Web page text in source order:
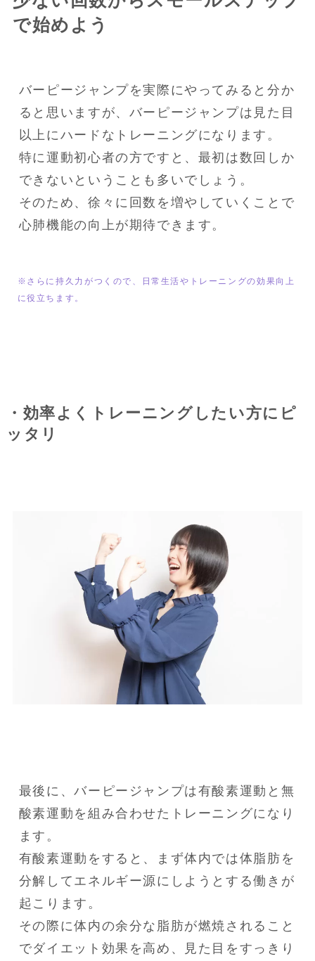
で始めよう
バーピージャンプを実際にやってみると分か
ると思いますが、バーピージャンプは見た目
以上にハードなトレーニングになります。
特に運動初心者の方ですと、最初は数回しか
できないということも多いでしょう。
そのため、徐々に回数を増やしていくことで
心肺機能の向上が期待できます。
※さらに持久力がつくので、日常生活やトレーニングの効果向上
に役立ちます。
・効率よくトレーニングしたい方にピ
ッタリ
最後に、バーピージャンプは有酸素運動と無
酸素運動を組み合わせたトレーニングになり
ます。
有酸素運動をすると、まず体内では体脂肪を
分解してエネルギー源にしようとする働きが
起こります。
その際に体内の余分な脂肪が燃焼されること
でダイエット効果を高め、見た目をすっきり